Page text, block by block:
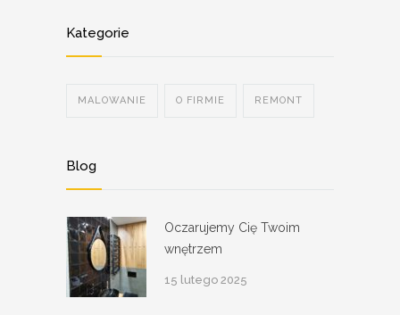
Kategorie
MALOWANIE O FIRMIE REMONT
Blog
Oczarujemy Cię Twoim
wnętrzem
15 lutego 2025